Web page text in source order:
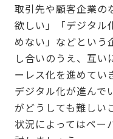
取引先や顧客企業の
欲しい」「デジタル
めない」などという
し合いのうえ、互い
ーレス化を進めてい
デジタル化が進んで
がどうしても難しい
状況によってはペー